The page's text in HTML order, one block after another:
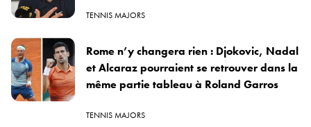
TENNIS MAJORS
Rome n’y changera rien : Djokovic, Nadal
et Alcaraz pourraient se retrouver dans la
même partie tableau à Roland Garros
TENNIS MAJORS